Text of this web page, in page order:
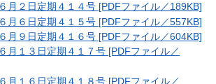
月２日定期４１４号 [PDFファイル／189KB]
月６日定期４１５号 [PDFファイル／557KB]
月９日定期４１６号 [PDFファイル／604KB]
月１３日定期４１７号 [PDFファイル／
月１６日定期４１８号 [PDFファイル／